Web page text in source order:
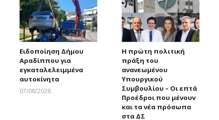
Ειδοποίηση Δήμου
Αραδίππου για
εγκαταλελειμμένα
αυτοκίνητα
07/08/2026
Η πρώτη πολιτική
πράξη του
ανανεωμένου
Υπουργικού
Συμβουλίου – Οι επτά
Προέδροι που μένουν
και τα νέα πρόσωπα
στα ΔΣ